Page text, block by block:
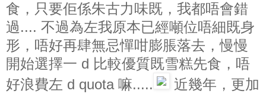
食，只要佢係朱古力味既，我都唔會錯
過.... 不過為左我原本已經噸位唔細既身
形，唔好再肆無忌憚咁膨脹落去，慢慢
開始選擇一 d 比較優質既雪糕先食，唔
好浪費左 d quota 嘛.....
近幾年，更加